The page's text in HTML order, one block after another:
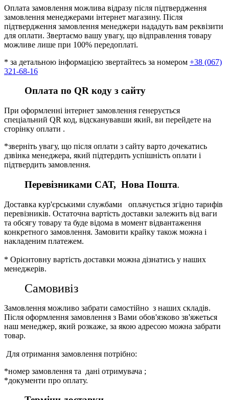
Оплата замовлення можлива відразу після підтвердження
замовлення менеджерами інтернет магазину. Після
підтвердження замовлення менеджери нададуть вам реквізити
для оплати. Звертаємо вашу увагу, що відправлення товару
можливе лише при 100% передоплаті.
* за детальною інформацією звертайтесь за номером +38 (067)
321-68-16
Оплата по QR коду з сайту
При оформленні інтернет замовлення генерується
спеціальний QR код, відсканувавши який, ви перейдете на
сторінку оплати .
*зверніть увагу, що після оплати з сайту варто дочекатись
дзвінка менеджера, який підтердить успішність оплати і
підтвердить замовлення.
Перевізниками CАТ, Нова Пошта.
Доставка кур'єрськими службами оплачується згідно тарифів
перевізників. Остаточна вартість доставки залежить від ваги
та обсягу товару та буде відома в момент відвантаження
конкретного замовлення. Замовити крайку також можна і
накладеним платежем.
* Орієнтовну вартість доставки можна дізнатись у наших
менеджерів.
Самовивіз
Замовлення можливо забрати самостійно з наших складів.
Після оформлення замовлення з Вами обов'язково зв'яжеться
наш менеджер, який розкаже, за якою адресою можна забрати
товар.
Для отримання замовлення потрібно:
*номер замовлення та дані отримувача ;
*документи про оплату.